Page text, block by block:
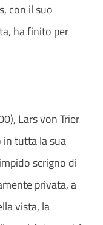
con il suo
ha finito per
Lars von Trier
in tutta la sua
scrigno di
privata, a
vista, la